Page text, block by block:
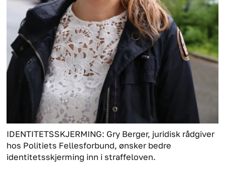
IDENTITETSSKJERMING: Gry Berger, juridisk rådgiver
hos Politiets Fellesforbund, ønsker bedre
identitetsskjerming inn i straffeloven.